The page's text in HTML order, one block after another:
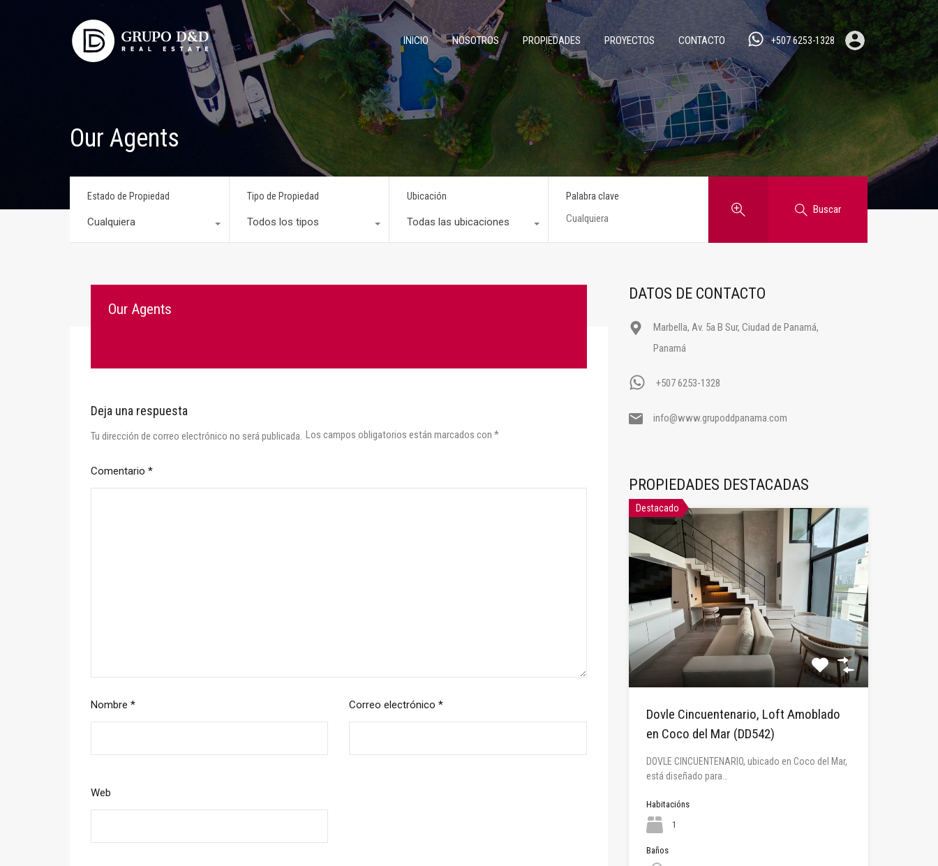
INICIO NOSOTROS PROPIEDADES PROYECTOS CONTACTO +507 6253-1328
Our Agents
Estado de Propiedad
Cualquiera
Tipo de Propiedad
Todos los tipos
Ubicación
Todas las ubicaciones
Palabra clave
Buscar
Our Agents
Deja una respuesta
Tu dirección de correo electrónico no será publicada. Los campos obligatorios están marcados con *
Comentario *
Nombre * Correo electrónico*
Web
DATOS DE CONTACTO
Marbella, Av. 5a B Sur, Ciudad de Panamá,
Panamá
+507 6253-1328
info@www.grupoddpanama.com
PROPIEDADES DESTACADAS
Destacado
Dovle Cincuentenario, Loft Amoblado
en Coco del Mar (DD542)
DOVLE CINCUENTENARIO, ubicado en Coco del Mar,
está diseñado para…
Habitacións
1
Baños